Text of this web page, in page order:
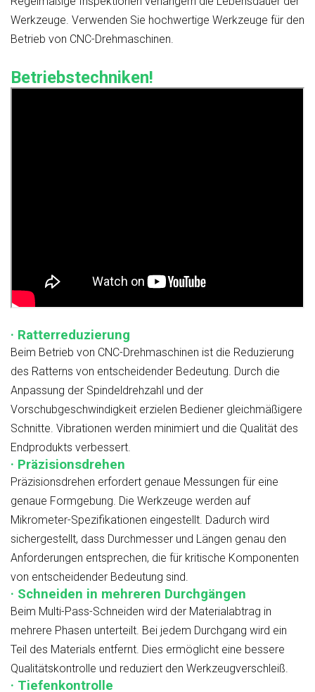
Werkzeuge. Verwenden Sie hochwertige Werkzeuge für den
Betrieb von CNC-Drehmaschinen.
Betriebstechniken!
· Ratterreduzierung
Beim Betrieb von CNC-Drehmaschinen ist die Reduzierung
des Ratterns von entscheidender Bedeutung. Durch die
Anpassung der Spindeldrehzahl und der
Vorschubgeschwindigkeit erzielen Bediener gleichmäßigere
Schnitte. Vibrationen werden minimiert und die Qualität des
Endprodukts verbessert.
· Präzisionsdrehen
Präzisionsdrehen erfordert genaue Messungen für eine
genaue Formgebung. Die Werkzeuge werden auf
Mikrometer-Spezifikationen eingestellt. Dadurch wird
sichergestellt, dass Durchmesser und Längen genau den
Anforderungen entsprechen, die für kritische Komponenten
von entscheidender Bedeutung sind.
· Schneiden in mehreren Durchgängen
Beim Multi-Pass-Schneiden wird der Materialabtrag in
mehrere Phasen unterteilt. Bei jedem Durchgang wird ein
Teil des Materials entfernt. Dies ermöglicht eine bessere
Qualitätskontrolle und reduziert den Werkzeugverschleiß.
· Tiefenkontrolle